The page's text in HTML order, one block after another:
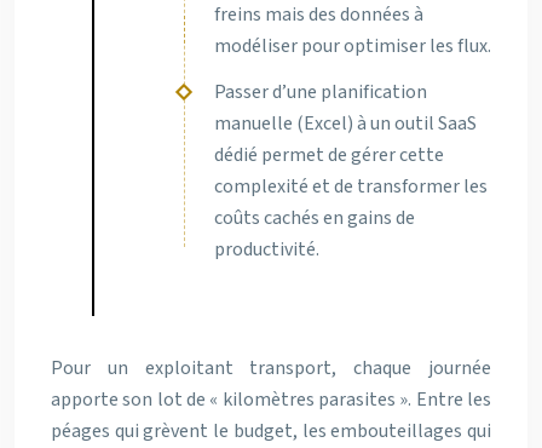
freins mais des données à
modéliser pour optimiser les flux.
Passer d’une planification
manuelle (Excel) à un outil SaaS
dédié permet de gérer cette
complexité et de transformer les
coûts cachés en gains de
productivité.
Pour un exploitant transport, chaque journée
apporte son lot de « kilomètres parasites ». Entre les
péages qui grèvent le budget, les embouteillages qui